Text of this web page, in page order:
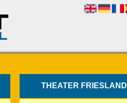
THEATER FRIESLAND